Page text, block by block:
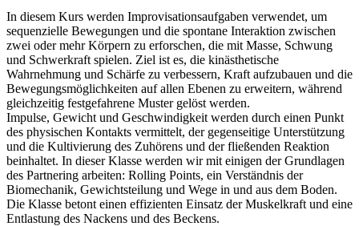
In diesem Kurs werden Improvisationsaufgaben verwendet, um
sequenzielle Bewegungen und die spontane Interaktion zwischen
zwei oder mehr Körpern zu erforschen, die mit Masse, Schwung
und Schwerkraft spielen. Ziel ist es, die kinästhetische
Wahrnehmung und Schärfe zu verbessern, Kraft aufzubauen und die
Bewegungsmöglichkeiten auf allen Ebenen zu erweitern, während
gleichzeitig festgefahrene Muster gelöst werden.
Impulse, Gewicht und Geschwindigkeit werden durch einen Punkt
des physischen Kontakts vermittelt, der gegenseitige Unterstützung
und die Kultivierung des Zuhörens und der fließenden Reaktion
beinhaltet. In dieser Klasse werden wir mit einigen der Grundlagen
des Partnering arbeiten: Rolling Points, ein Verständnis der
Biomechanik, Gewichtsteilung und Wege in und aus dem Boden.
Die Klasse betont einen effizienten Einsatz der Muskelkraft und eine
Entlastung des Nackens und des Beckens.